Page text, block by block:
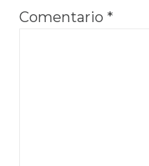
Comentario *